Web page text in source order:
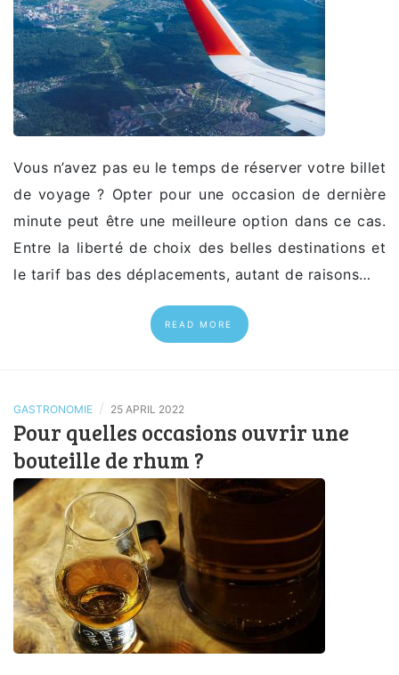
Vous n’avez pas eu le temps de réserver votre billet
de voyage ? Opter pour une occasion de dernière
minute peut être une meilleure option dans ce cas.
Entre la liberté de choix des belles destinations et
le tarif bas des déplacements, autant de raisons…
READ MORE
GASTRONOMIE / 25 APRIL 2022
Pour quelles occasions ouvrir une
bouteille de rhum ?